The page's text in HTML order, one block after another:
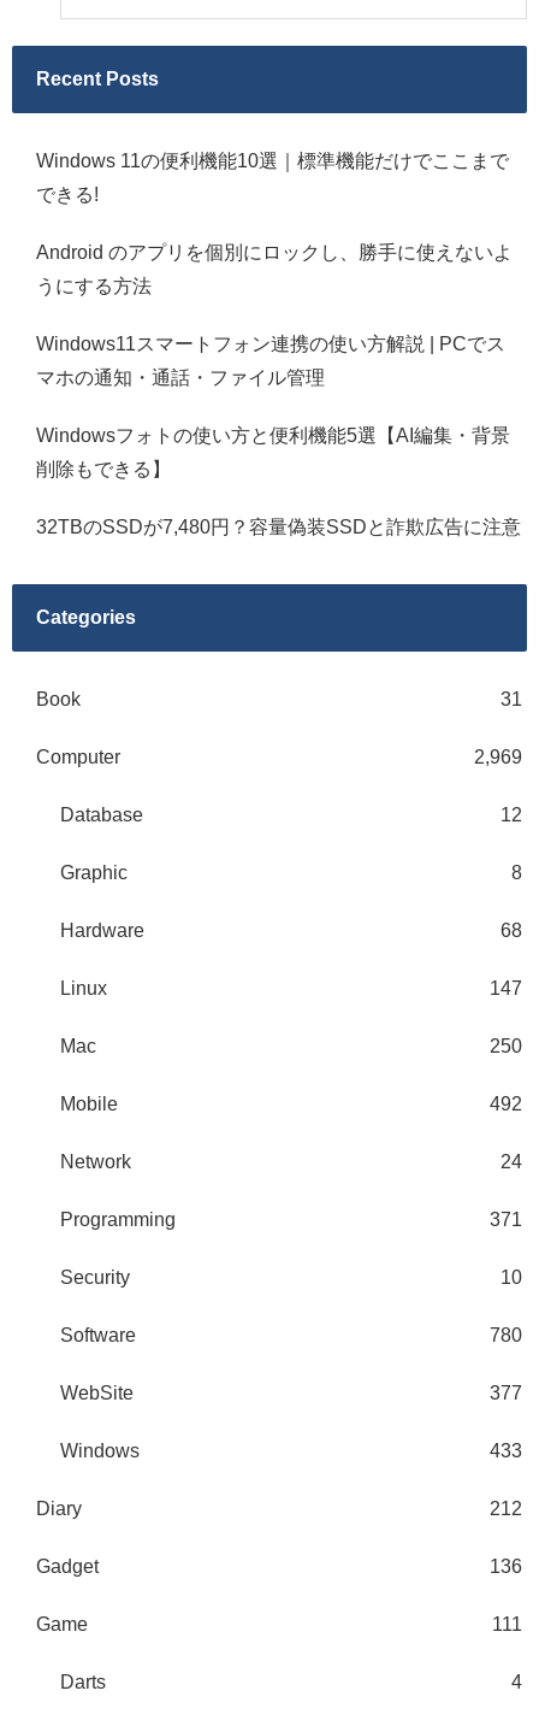
Recent Posts
Windows 11の便利機能10選｜標準機能だけでここまで
できる!
Android のアプリを個別にロックし、勝手に使えないよ
うにする方法
Windows11スマートフォン連携の使い方解説 | PCでス
マホの通知・通話・ファイル管理
Windowsフォトの使い方と便利機能5選【AI編集・背景
削除もできる】
32TBのSSDが7,480円？容量偽装SSDと詐欺広告に注意
Categories
Book 31
Computer 2,969
Database 12
Graphic 8
Hardware 68
Linux 147
Mac 250
Mobile 492
Network 24
Programming 371
Security 10
Software 780
WebSite 377
Windows 433
Diary 212
Gadget 136
Game 111
Darts 4